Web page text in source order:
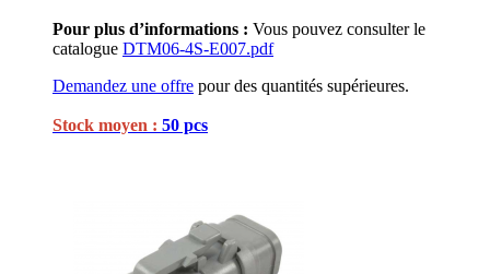
Pour plus d’informations : Vous pouvez consulter le
catalogue DTM06-4S-E007.pdf
Demandez une offre pour des quantités supérieures.
Stock moyen : 50 pcs